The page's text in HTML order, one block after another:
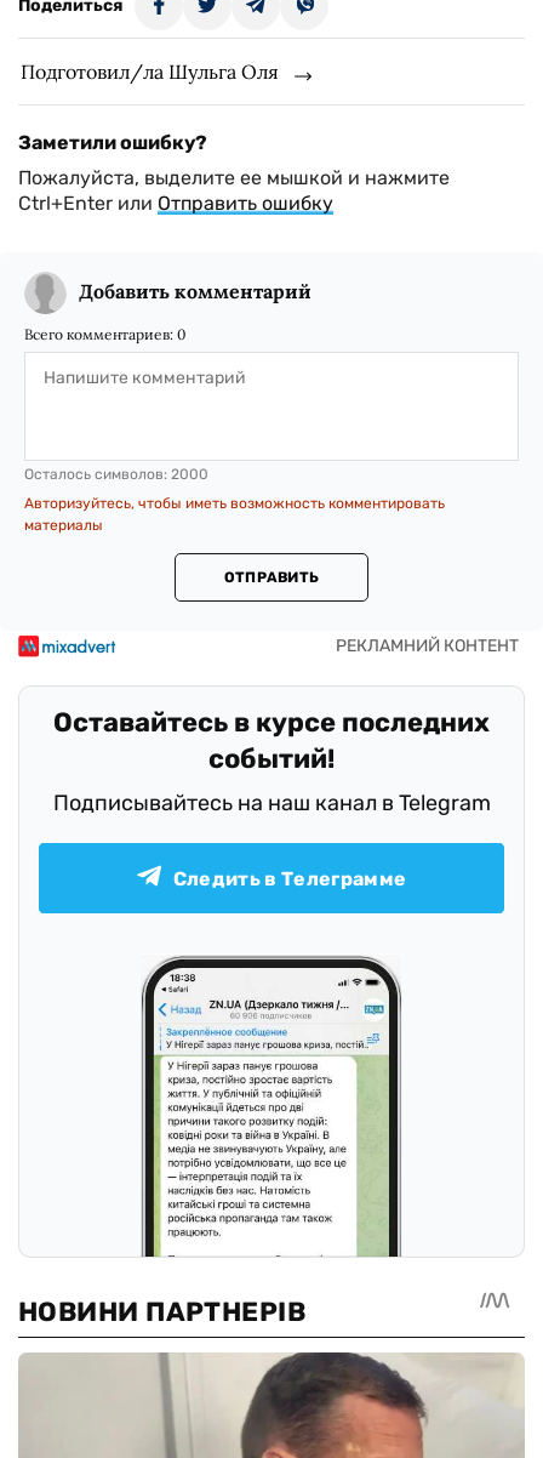
Поделиться
Подготовил/ла Шульга Оля
Заметили ошибку?
Пожалуйста, выделите ее мышкой и нажмите
Ctrl+Enter или Отправить ошибку
Добавить комментарий
Всего комментариев: 0
Осталось символов: 2000
Авторизуйтесь, чтобы иметь возможность комментировать
материалы
ОТПРАВИТЬ
Оставайтесь в курсе последних
событий!
Подписывайтесь на наш канал в Telegram
Следить в Телеграмме